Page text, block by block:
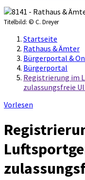
Titelbild: © C. Dreyer
Startseite
Rathaus & Ämter
Bürgerportal &
Bürgerportal
Registrierung im
zulassungsfreie
Vorlesen